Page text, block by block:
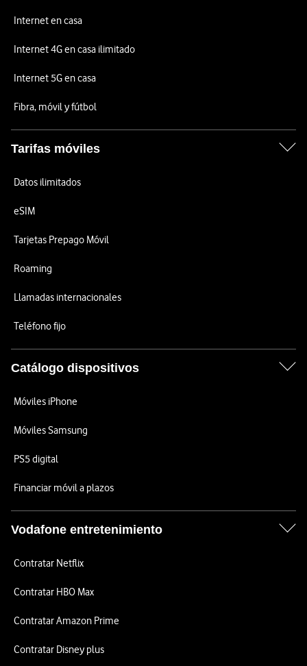
Internet en casa
Internet 4G en casa ilimitado
Internet 5G en casa
Fibra, móvil y fútbol
Tarifas móviles
Datos ilimitados
eSIM
Tarjetas Prepago Móvil
Roaming
Llamadas internacionales
Teléfono fijo
Catálogo dispositivos
Móviles iPhone
Móviles Samsung
PS5 digital
Financiar móvil a plazos
Vodafone entretenimiento
Contratar Netflix
Contratar HBO Max
Contratar Amazon Prime
Contratar Disney plus